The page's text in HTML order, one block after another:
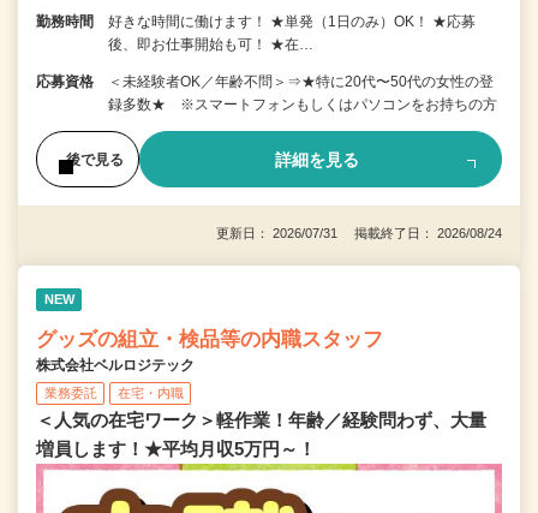
勤務時間
好きな時間に働けます！ ★単発（1日のみ）OK！ ★応募
後、即お仕事開始も可！ ★在…
応募資格
＜未経験者OK／年齢不問＞⇒★特に20代〜50代の女性の登
録多数★ ※スマートフォンもしくはパソコンをお持ちの方
後で見る 詳細を見る
更新日： 2026/07/31 掲載終了日： 2026/08/24
NEW
グッズの組立・検品等の内職スタッフ
株式会社ベルロジテック
業務委託 在宅・内職
＜人気の在宅ワーク＞軽作業！年齢／経験問わず、大量
増員します！★平均月収5万円～！